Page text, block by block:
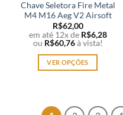
Chave Seletora Fire Metal
M4 M16 Aeg V2 Airsoft
R$62,00
em até 12x de R$6,28
ou R$60,76 à vista!
VER OPÇÕES
várias